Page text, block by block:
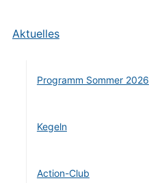
Aktuelles
Programm Sommer 2026
Kegeln
Action-Club